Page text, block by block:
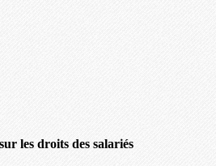
les droits des salariés